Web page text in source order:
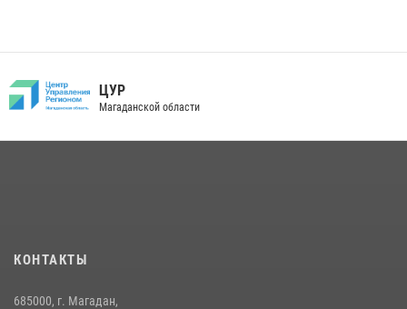
ЦУР
Магаданской области
КОНТАКТЫ
685000, г. Магадан,